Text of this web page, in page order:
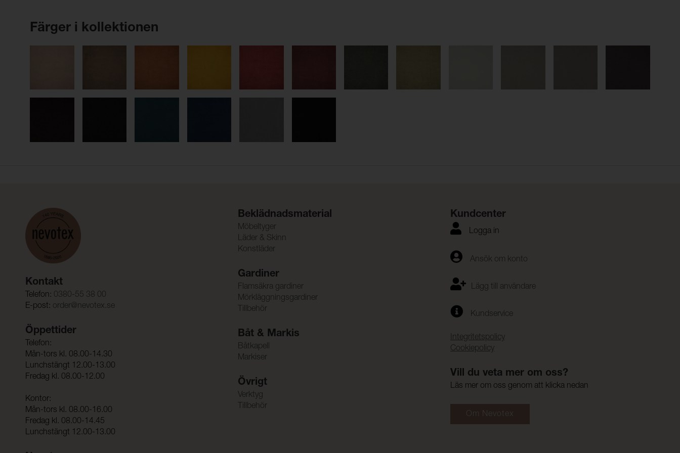
Färger i kollektionen
Kontakt
Telefon: 0380-55 38 00
E-post: order@nevotex.se
Öppettider
Telefon:
Mån-tors kl. 08.00-14.30
Lunchstängt 12.00-13.00
Fredag kl. 08.00-12.00
Kontor:
Mån-tors kl. 08.00-16.00
Fredag kl. 08.00-14.45
Lunchstängt 12.00-13.00
Beklädnadsmaterial
Möbeltyger
Läder & Skinn
Konstläder
Gardiner
Flamsäkra gardiner
Mörkläggningsgardiner
Tillbehör
Båt & Markis
Båtkapell
Markiser
Övrigt
Verktyg
Tillbehör
Kundcenter
Logga in
Ansök om konto
Lägg till användare
Kundservice
Integritetspolicy
Cookiepolicy
Vill du veta mer om oss?
Läs mer om oss genom att klicka nedan
Om Nevotex